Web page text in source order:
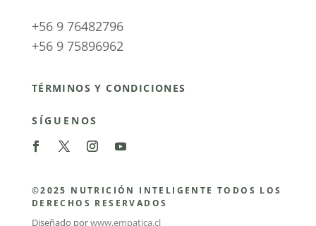
+56 9 76482796
+56 9 75896962
TÉRMINOS Y CONDICIONES
SÍGUENOS
©2025 NUTRICIÓN INTELIGENTE TODOS LOS
DERECHOS RESERVADOS
Diseñado porwww.empatica.cl